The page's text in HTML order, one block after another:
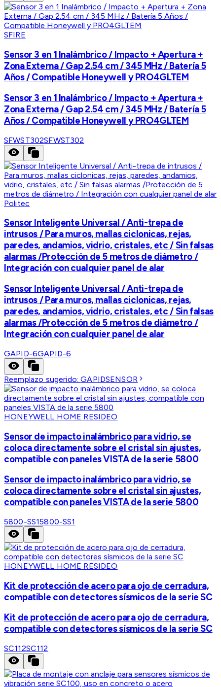
SFIRE
Sensor 3 en 1 Inalámbrico / Impacto + Apertura +
Zona Externa / Gap 2.54 cm / 345 MHz / Batería 5
Años / Compatible Honeywell y PRO4GLTEM
Sensor 3 en 1 Inalámbrico / Impacto + Apertura +
Zona Externa / Gap 2.54 cm / 345 MHz / Batería 5
Años / Compatible Honeywell y PRO4GLTEM
SFWST302SFWST302
Politec
Sensor Inteligente Universal / Anti-trepa de
intrusos / Para muros, mallas ciclonicas, rejas,
paredes, andamios, vidrio, cristales, etc / Sin falsas
alarmas /Protección de 5 metros de diámetro /
Integración con cualquier panel de alar
Sensor Inteligente Universal / Anti-trepa de
intrusos / Para muros, mallas ciclonicas, rejas,
paredes, andamios, vidrio, cristales, etc / Sin falsas
alarmas /Protección de 5 metros de diámetro /
Integración con cualquier panel de alar
GAPID-6GAPID-6
Reemplazo sugerido:GAPIDSENSOR
HONEYWELL HOME RESIDEO
Sensor de impacto inalámbrico para vidrio, se
coloca directamente sobre el cristal sin ajustes,
compatible con paneles VISTA de la serie 5800
Sensor de impacto inalámbrico para vidrio, se
coloca directamente sobre el cristal sin ajustes,
compatible con paneles VISTA de la serie 5800
5800-SS15800-SS1
HONEYWELL HOME RESIDEO
Kit de protección de acero para ojo de cerradura,
compatible con detectores sísmicos de la serie SC
Kit de protección de acero para ojo de cerradura,
compatible con detectores sísmicos de la serie SC
SC112SC112